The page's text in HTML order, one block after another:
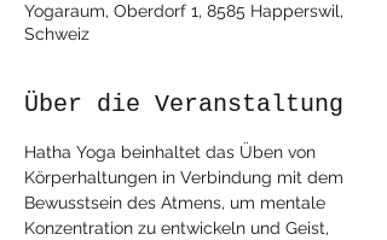
Yogaraum, Oberdorf 1, 8585 Happerswil,
Schweiz
Über die Veranstaltung
Hatha Yoga beinhaltet das Üben von
Körperhaltungen in Verbindung mit dem
Bewusstsein des Atmens, um mentale
Konzentration zu entwickeln und Geist,